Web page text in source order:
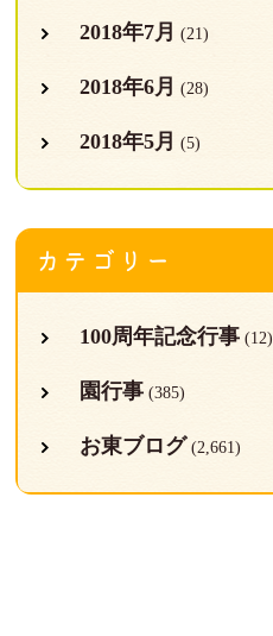
2018年7月 (21)
2018年6月 (28)
2018年5月 (5)
カテゴリー
100周年記念行事(12)
園行事(385)
お東ブログ (2,661)